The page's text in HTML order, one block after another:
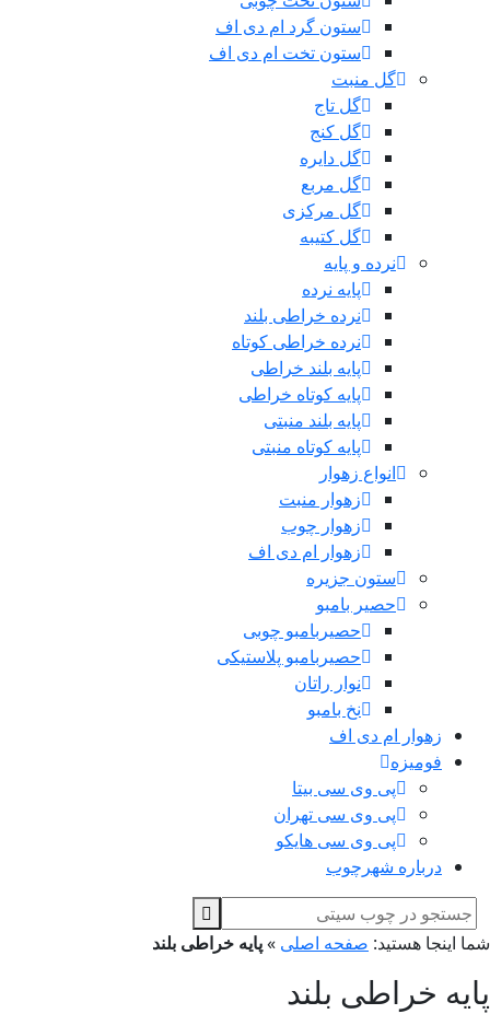
ستون گرد ام دی اف
ستون تخت ام دی اف
گل منبت
گل تاج
گل کنج
گل دایره
گل مربع
گل مرکزی
گل کتیبه
نرده و پایه
پایه نرده
نرده خراطی بلند
نرده خراطی کوتاه
پایه بلند خراطی
پایه کوتاه خراطی
پایه بلند منبتی
پایه کوتاه منبتی
انواع زهوار
زهوار منبت
زهوار چوب
زهوار ام دی اف
ستون جزیره
حصیر بامبو
حصیربامبو چوبی
حصیربامبو پلاستیکی
نوار راتان
نخ بامبو
زهوار ام دی اف
فومیزه
پی وی سی بیتا
پی وی سی تهران
پی وی سی هایکو
درباره شهرچوب
اینجا هستید:صفحه اصلی» پایه خراطی بلند
خراطی بلند